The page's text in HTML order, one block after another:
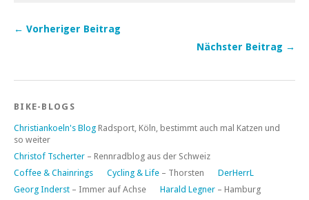
← Vorheriger Beitrag
Nächster Beitrag →
BIKE-BLOGS
Christiankoeln's Blog Radsport, Köln, bestimmt auch mal Katzen und
so weiter
Christof Tscherter – Rennradblog aus der Schweiz
Coffee & Chainrings
Cycling & Life – Thorsten
DerHerrL
Georg Inderst – Immer auf Achse Harald Legner – Hamburg